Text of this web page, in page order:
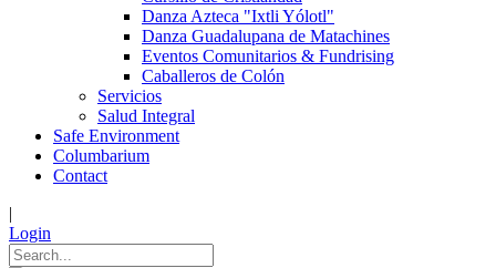
Danza Azteca "Ixtli Yólotl"
Danza Guadalupana de Matachines
Eventos Comunitarios & Fundrising
Caballeros de Colón
Servicios
Salud Integral
Safe Environment
Columbarium
Contact
|
Login